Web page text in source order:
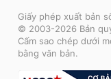
Giấy phép xuất bản
© 2003-2026 Bản
Cấm sao chép dưới
bằng văn bản.